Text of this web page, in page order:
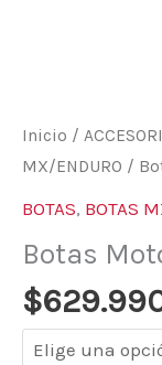
Inicio /
MX/ENDURO /
BOTAS, BOTAS
Botas
$